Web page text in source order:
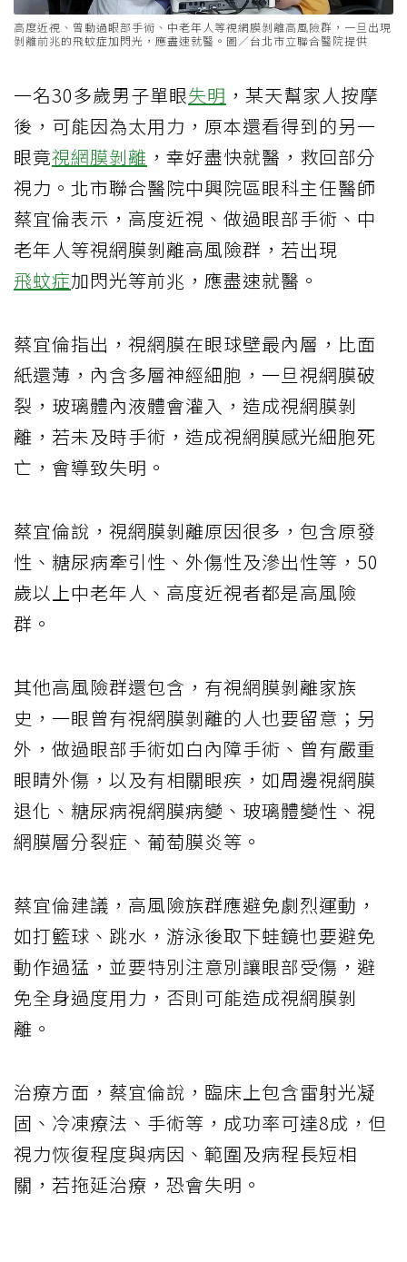
高度近視、曾動過眼部手術、中老年人等視網膜剝離高風險群，一旦出現
剝離前兆的飛蚊症加閃光，應盡速就醫。圖／台北市立聯合醫院提供
一名30多歲男子單眼失明 ，某天幫家人按摩
後，可能因為太用力，原本還看得到的另一
眼竟視網膜剝離 ，幸好盡快就醫，救回部分
視力。北市聯合醫院中興院區眼科主任醫師
蔡宜倫表示，高度近視、做過眼部手術、中
老年人等視網膜剝離高風險群，若出現
飛蚊症加閃光等前兆，應盡速就醫。
蔡宜倫指出，視網膜在眼球壁最內層，比面
紙還薄，內含多層神經細胞，一旦視網膜破
裂，玻璃體內液體會灌入，造成視網膜剝
離，若未及時手術，造成視網膜感光細胞死
亡，會導致失明。
蔡宜倫說，視網膜剝離原因很多，包含原發
性、糖尿病牽引性、外傷性及滲出性等，50
歲以上中老年人、高度近視者都是高風險
群。
其他高風險群還包含，有視網膜剝離家族
史，一眼曾有視網膜剝離的人也要留意；另
外，做過眼部手術如白內障手術、曾有嚴重
眼睛外傷，以及有相關眼疾，如周邊視網膜
退化、糖尿病視網膜病變、玻璃體變性、視
網膜層分裂症、葡萄膜炎等。
蔡宜倫建議，高風險族群應避免劇烈運動，
如打籃球、跳水，游泳後取下蛙鏡也要避免
動作過猛，並要特別注意別讓眼部受傷，避
免全身過度用力，否則可能造成視網膜剝
離。
治療方面，蔡宜倫說，臨床上包含雷射光凝
固、冷凍療法、手術等，成功率可達8成，但
視力恢復程度與病因、範圍及病程長短相
關，若拖延治療，恐會失明。